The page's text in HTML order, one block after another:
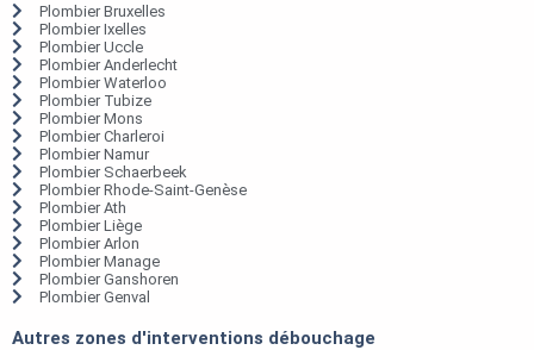
Plombier Bruxelles
Plombier Ixelles
Plombier Uccle
Plombier Anderlecht
Plombier Waterloo
Plombier Tubize
Plombier Mons
Plombier Charleroi
Plombier Namur
Plombier Schaerbeek
Plombier Rhode-Saint-Genèse
Plombier Ath
Plombier Liège
Plombier Arlon
Plombier Manage
Plombier Ganshoren
Plombier Genval
Autres zones d'interventions débouchage